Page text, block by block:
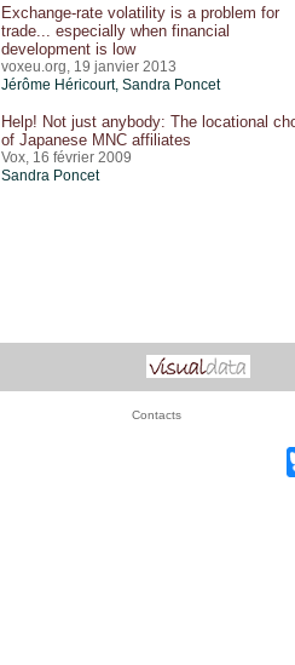
Exchange-rate volatility is a problem for
trade... especially when financial
development is low
voxeu.org, 19 janvier 2013
Jérôme Héricourt, Sandra Poncet
Help! Not just anybody: The locational
of Japanese MNC affiliates
Vox, 16 février 2009
Sandra Poncet
Contacts